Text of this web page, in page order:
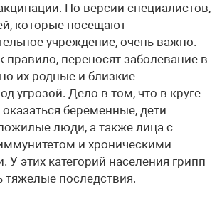
По версии специалистов,
которые посещают
учреждение, очень важно.
правило, переносят заболевание в
их родные и близкие
угрозой. Дело в том, что в круге
беременные, дети
люди, а также лица с
и хроническими
У этих категорий населения грипп
последствия.